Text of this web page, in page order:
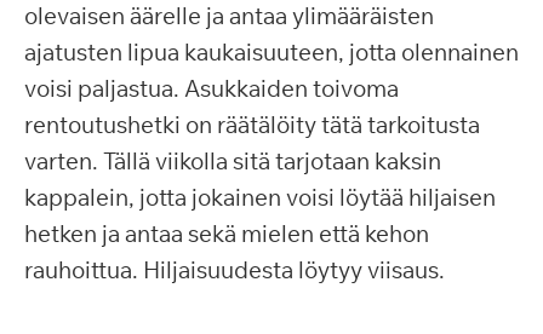
olevaisen äärelle ja antaa ylimääräisten
ajatusten lipua kaukaisuuteen, jotta olennainen
voisi paljastua. Asukkaiden toivoma
rentoutushetki on räätälöity tätä tarkoitusta
varten. Tällä viikolla sitä tarjotaan kaksin
kappalein, jotta jokainen voisi löytää hiljaisen
hetken ja antaa sekä mielen että kehon
rauhoittua. Hiljaisuudesta löytyy viisaus.